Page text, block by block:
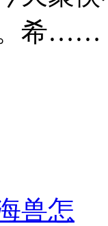
。希……
兽怎